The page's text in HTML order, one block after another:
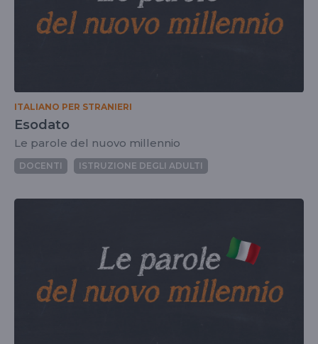
ITALIANO PER STRANIERI
Esodato
Le parole del nuovo millennio
DOCENTI ISTRUZIONE DEGLI ADULTI